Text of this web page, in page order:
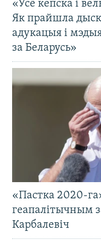
«Усё кепска і
Як прайшла
адукацыя і
за Беларусь»
«Пастка 2020-
геапалітычным
Карбалевіч